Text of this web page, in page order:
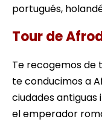
portugués,
Tour de
Te recogemos de
te conducimos a
ciudades antiguas
el emperador